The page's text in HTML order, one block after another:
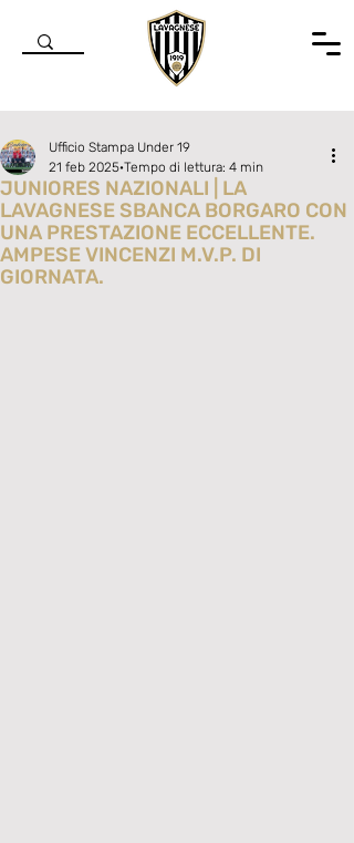
JUNIORES NAZIONALI | LA
LAVAGNESE SBANCA BORGARO CON
UNA PRESTAZIONE ECCELLENTE.
AMPESE VINCENZI M.V.P. DI
GIORNATA.
Ufficio Stampa Under 19
21 feb 2025 Tempo di lettura: 4 min